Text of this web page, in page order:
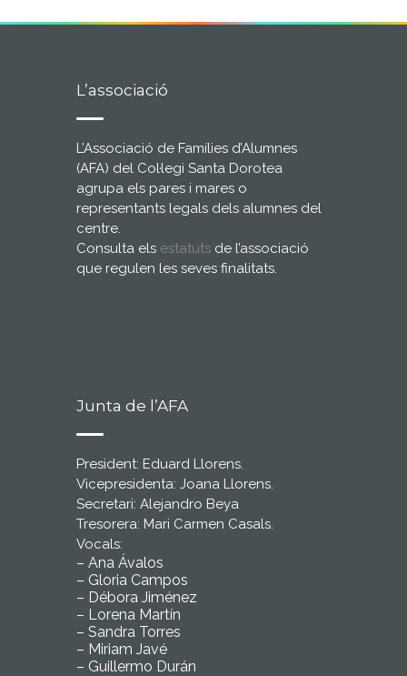
L’associació
L’Associació de Famílies d’Alumnes
(AFA) del Col·legi Santa Dorotea
agrupa els pares i mares o
representants legals dels alumnes del
centre.
Consulta els estatuts de l’associació
que regulen les seves finalitats.
Junta de l’AFA
President: Eduard Llorens.
Vicepresidenta: Joana Llorens.
Secretari: Alejandro Beya
Tresorera: Mari Carmen Casals.
Vocals:
– Ana Ávalos
– Gloria Campos
– Débora Jiménez
– Lorena Martín
– Sandra Torres
– Miriam Javé
– Guillermo Durán